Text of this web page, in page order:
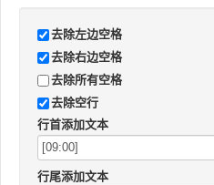
去除左边空格
去除右边空格
去除所有空格
去除空行
行首添加文本
行尾添加文本